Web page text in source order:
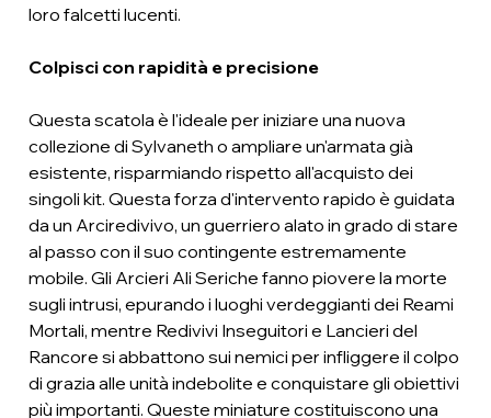
loro falcetti lucenti.
Colpisci con rapidità e precisione
Questa scatola è l'ideale per iniziare una nuova
collezione di Sylvaneth o ampliare un'armata già
esistente, risparmiando rispetto all'acquisto dei
singoli kit. Questa forza d'intervento rapido è guidata
da un Arciredivivo, un guerriero alato in grado di stare
al passo con il suo contingente estremamente
mobile. Gli Arcieri Ali Seriche fanno piovere la morte
sugli intrusi, epurando i luoghi verdeggianti dei Reami
Mortali, mentre Redivivi Inseguitori e Lancieri del
Rancore si abbattono sui nemici per infliggere il colpo
di grazia alle unità indebolite e conquistare gli obiettivi
più importanti. Queste miniature costituiscono una